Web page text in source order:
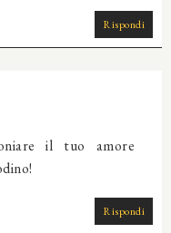
Rispondi
il tuo amore
Rispondi